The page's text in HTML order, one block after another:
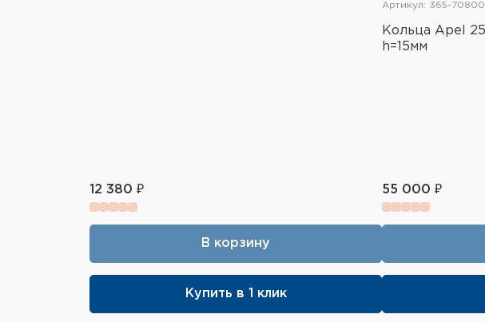
12 380 ₽
В корзину
Купить в 1 клик
Артикул: 365-70800
Кольца Apel
h=15мм
55 000 ₽